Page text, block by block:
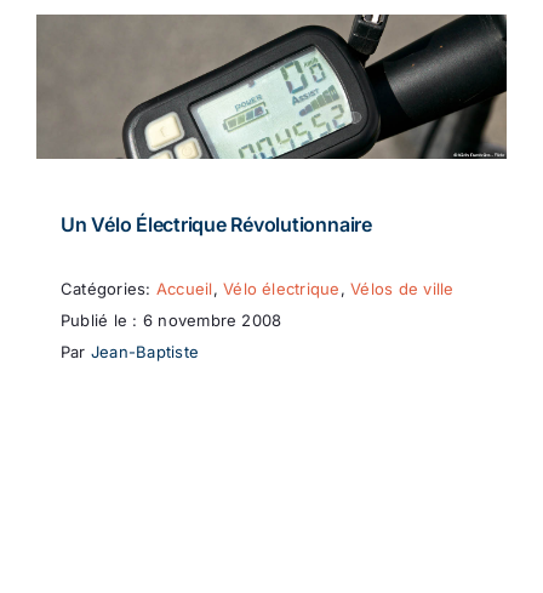
Un Vélo Électrique Révolutionnaire
Catégories: Accueil,Vélo électrique,Vélos de ville
Publié le : 6 novembre 2008
Par Jean-Baptiste